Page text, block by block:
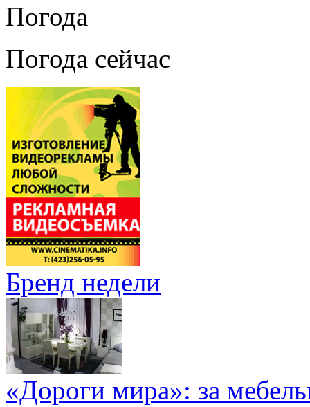
Погода
Погода сейчас
Бренд недели
«Дороги мира»: за